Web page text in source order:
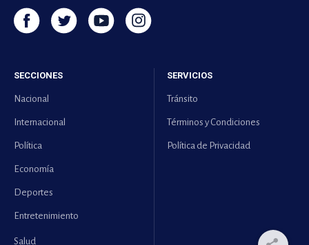
SECCIONES
Nacional
Internacional
Política
Economía
Deportes
Entretenimiento
Salud
SERVICIOS
Tránsito
Términos y Condiciones
Política de Privacidad